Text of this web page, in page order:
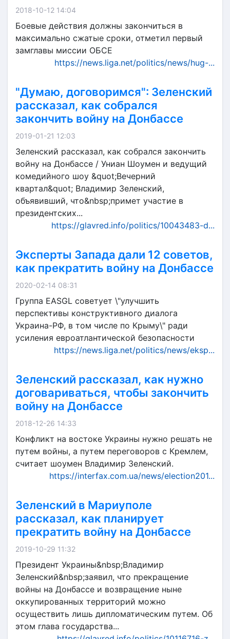
2018-10-12 14:04
Боевые действия должны закончиться в
максимально сжатые сроки, отметил первый
замглавы миссии ОБСЕ
https://news.liga.net/politics/news/hug-...
"Думаю, договоримся": Зеленский
рассказал, как собрался
закончить войну на Донбассе
2019-01-21 12:03
Зеленский рассказал, как собрался закончить
войну на Донбассе / Униан Шоумен и ведущий
комедийного шоу &quot;Вечерний
квартал&quot; Владимир Зеленский,
объявивший, что&nbsp;примет участие в
президентских...
https://glavred.info/politics/10043483-d...
Эксперты Запада дали 12 советов,
как прекратить войну на Донбассе
2020-02-14 08:31
Группа EASGL советует \"улучшить
перспективы конструктивного диалога
Украина-РФ, в том числе по Крыму\" ради
усиления евроатлантической безопасности
https://news.liga.net/politics/news/eksp...
Зеленский рассказал, как нужно
договариваться, чтобы закончить
войну на Донбассе
2018-12-26 14:33
Конфликт на востоке Украины нужно решать не
путем войны, а путем переговоров с Кремлем,
считает шоумен Владимир Зеленский.
https://interfax.com.ua/news/election201...
Зеленский в Мариуполе
рассказал, как планирует
прекратить войну на Донбассе
2019-10-29 11:32
Президент Украины&nbsp;Владимир
Зеленский&nbsp;заявил, что прекращение
войны на Донбассе и возвращение ныне
оккупированных территорий можно
осуществить лишь дипломатическим путем. Об
этом глава государства...